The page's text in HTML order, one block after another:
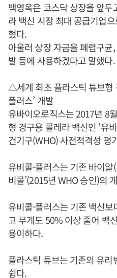
백영옥은 코스닥 상장을 앞두
라 백신 시장 최대 공급기업
혔다.
아울러 상장 자금을 폐렴구
발 등에 사용하겠다고 말했다.
△세계 최초 플라스틱 튜브형
플러스’ 개발
유바이오로직스는 2017년 8
형 경구용 콜레라 백신인 ‘유
건기구(WHO) 사전적격성 평
유비콜-플러스는 기존 바이알
비콜’(2015년 WHO 승인)의
유비콜-플러스는 기존 백신
고 무게도 50% 이상 줄어 백
용이하다.
플라스틱 튜브는 기존의 유
쉽다.